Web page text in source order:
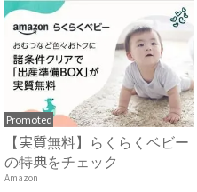
Promoted
【実質無料】らくらくベビー
の特典をチェック
Amazon